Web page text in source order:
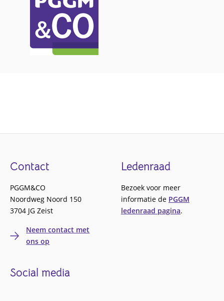
Footer
Contact
PGGM&CO
Noordweg Noord 150
3704 JG Zeist
Neem contact met
ons op
Ledenraad
Bezoek voor meer
informatie de PGGM
ledenraad pagina.
Social media